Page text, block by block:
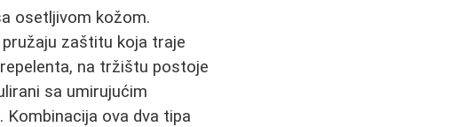
osetljivom kožom.
zaštitu koja traje
na tržištu postoje
sa umirujućim
ova dva tipa